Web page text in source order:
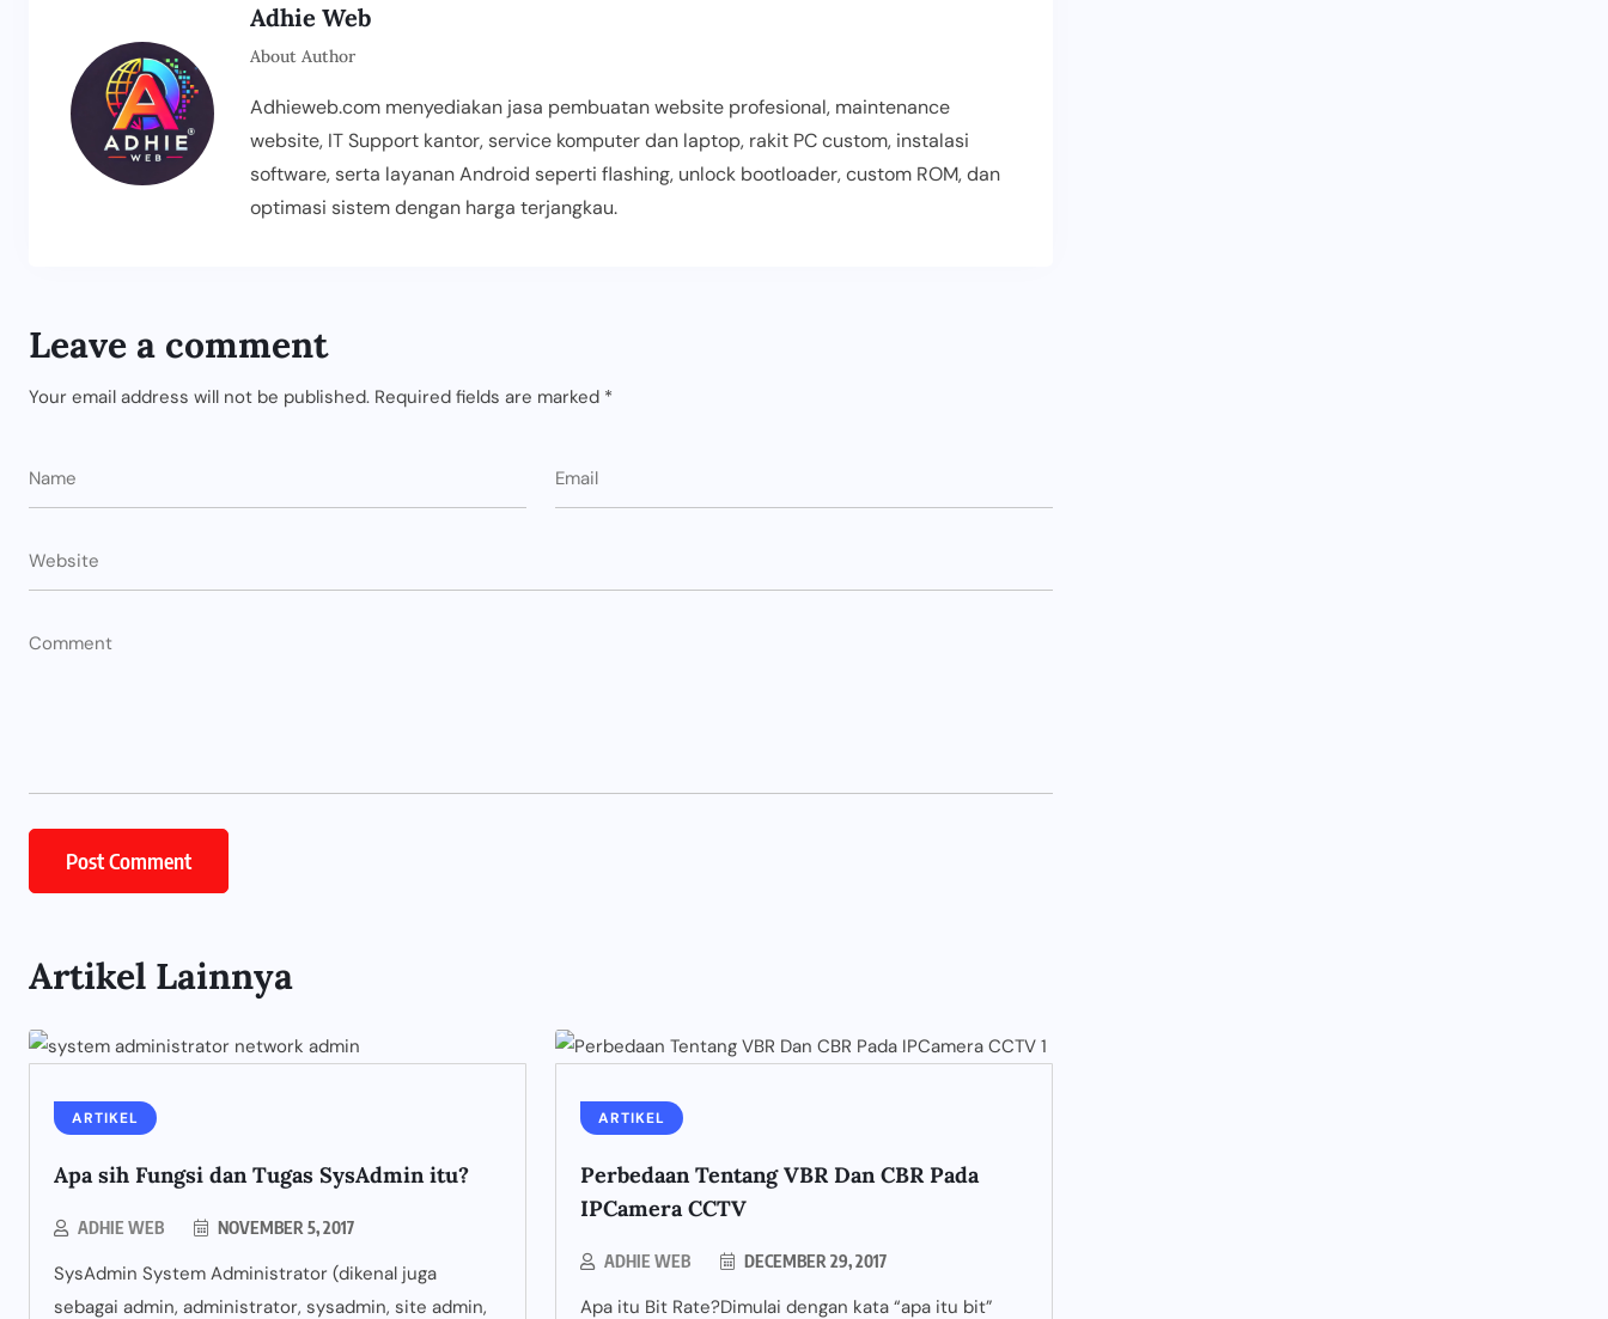
Adhie Web
About Author
Adhieweb.com menyediakan jasa pembuatan website profesional, maintenance
website, IT Support kantor, service komputer dan laptop, rakit PC custom, instalasi
software, serta layanan Android seperti flashing, unlock bootloader, custom ROM, dan
optimasi sistem dengan harga terjangkau.
Leave a comment
Your email address will not be published. Required fields are marked *
Artikel Lainnya
ARTIKEL
Apa sih Fungsi dan Tugas SysAdmin itu?
ADHIE WEB NOVEMBER 5, 2017
SysAdmin System Administrator (dikenal juga
sebagai admin, administrator, sysadmin, site admin,
ARTIKEL
Perbedaan Tentang VBR Dan CBR Pada
IPCamera CCTV
ADHIE WEB DECEMBER 29, 2017
Apa itu Bit Rate?Dimulai dengan kata “apa itu bit”